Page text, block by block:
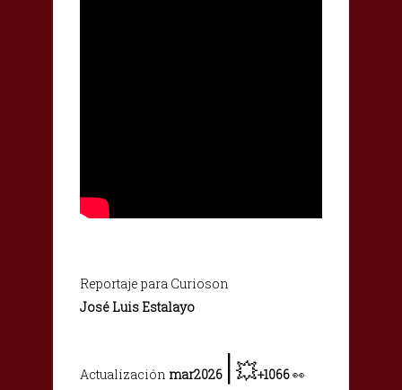
Reportaje para Curioson
José Luis Estalayo
Actualización mar2026 |💥+1066👀